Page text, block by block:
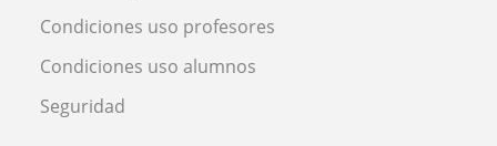
Condiciones uso profesores
Condiciones uso alumnos
Seguridad